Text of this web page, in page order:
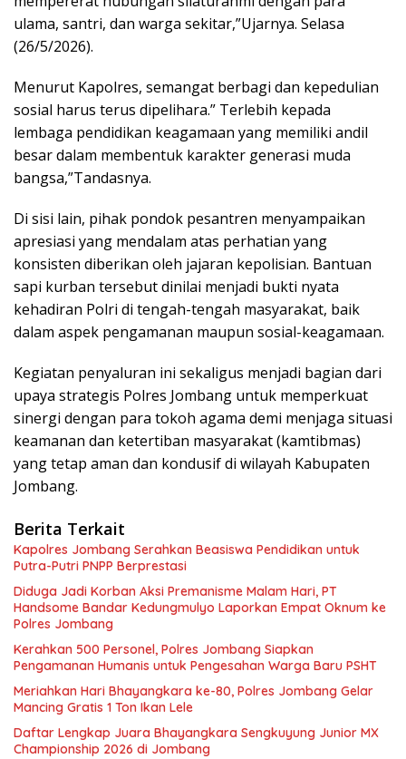
ulama, santri, dan warga sekitar,”Ujarnya. Selasa
(26/5/2026).
Menurut Kapolres, semangat berbagi dan kepedulian
sosial harus terus dipelihara.” Terlebih kepada
lembaga pendidikan keagamaan yang memiliki andil
besar dalam membentuk karakter generasi muda
bangsa,”Tandasnya.
Di sisi lain, pihak pondok pesantren menyampaikan
apresiasi yang mendalam atas perhatian yang
konsisten diberikan oleh jajaran kepolisian. Bantuan
sapi kurban tersebut dinilai menjadi bukti nyata
kehadiran Polri di tengah-tengah masyarakat, baik
dalam aspek pengamanan maupun sosial-keagamaan.
Kegiatan penyaluran ini sekaligus menjadi bagian dari
upaya strategis Polres Jombang untuk memperkuat
sinergi dengan para tokoh agama demi menjaga situasi
keamanan dan ketertiban masyarakat (kamtibmas)
yang tetap aman dan kondusif di wilayah Kabupaten
Jombang.
Berita Terkait
Kapolres Jombang Serahkan Beasiswa Pendidikan untuk
Putra-Putri PNPP Berprestasi
Diduga Jadi Korban Aksi Premanisme Malam Hari, PT
Handsome Bandar Kedungmulyo Laporkan Empat Oknum ke
Polres Jombang
Kerahkan 500 Personel, Polres Jombang Siapkan
Pengamanan Humanis untuk Pengesahan Warga Baru PSHT
Meriahkan Hari Bhayangkara ke-80, Polres Jombang Gelar
Mancing Gratis 1 Ton Ikan Lele
Daftar Lengkap Juara Bhayangkara Sengkuyung Junior MX
Championship 2026 di Jombang